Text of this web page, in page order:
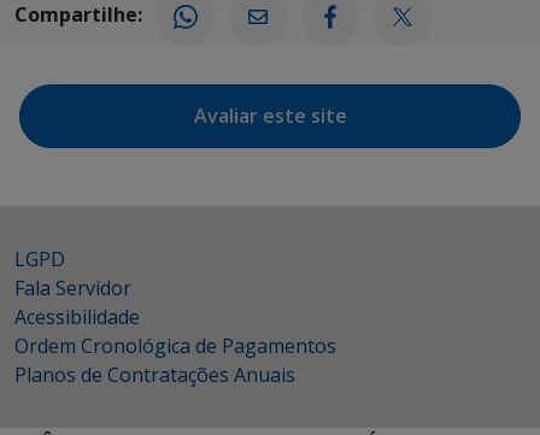
Compartilhe:
Avaliar este site
LGPD
Fala Servidor
Acessibilidade
Ordem Cronológica de Pagamentos
Planos de Contratações Anuais